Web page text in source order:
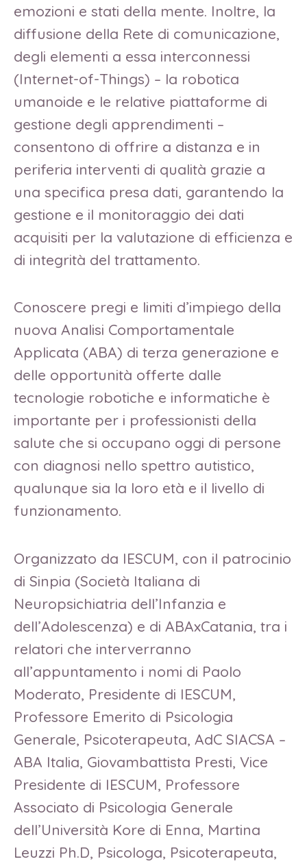
emozioni e stati della mente. Inoltre, la
diffusione della Rete di comunicazione,
degli elementi a essa interconnessi
(Internet-of-Things) – la robotica
umanoide e le relative piattaforme di
gestione degli apprendimenti –
consentono di offrire a distanza e in
periferia interventi di qualità grazie a
una specifica presa dati, garantendo la
gestione e il monitoraggio dei dati
acquisiti per la valutazione di efficienza e
di integrità del trattamento.
Conoscere pregi e limiti d’impiego della
nuova Analisi Comportamentale
Applicata (ABA) di terza generazione e
delle opportunità offerte dalle
tecnologie robotiche e informatiche è
importante per i professionisti della
salute che si occupano oggi di persone
con diagnosi nello spettro autistico,
qualunque sia la loro età e il livello di
funzionamento.
Organizzato da IESCUM, con il patrocinio
di Sinpia (Società Italiana di
Neuropsichiatria dell’Infanzia e
dell’Adolescenza) e di ABAxCatania, tra i
relatori che interverranno
all’appuntamento i nomi di Paolo
Moderato, Presidente di IESCUM,
Professore Emerito di Psicologia
Generale, Psicoterapeuta, AdC SIACSA –
ABA Italia, Giovambattista Presti, Vice
Presidente di IESCUM, Professore
Associato di Psicologia Generale
dell’Università Kore di Enna, Martina
Leuzzi Ph.D, Psicologa, Psicoterapeuta,